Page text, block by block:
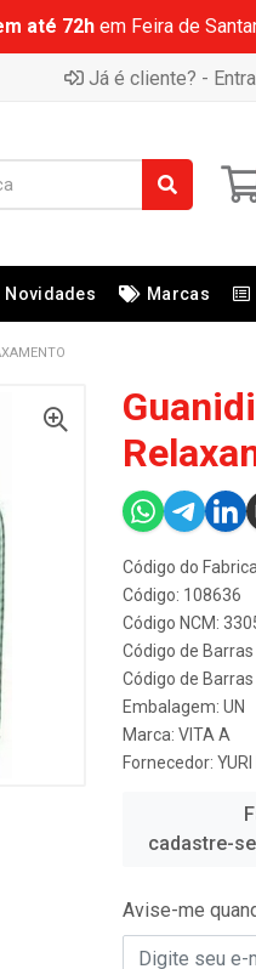
até 72hem Feira de
Já é cliente? -
Novidades Marcas
Código do
Código: 108636
Código NCM:
Código de
Código de
Embalagem: UN
Marca: VITA A
Fornecedor:
cadastre-
Avise-me